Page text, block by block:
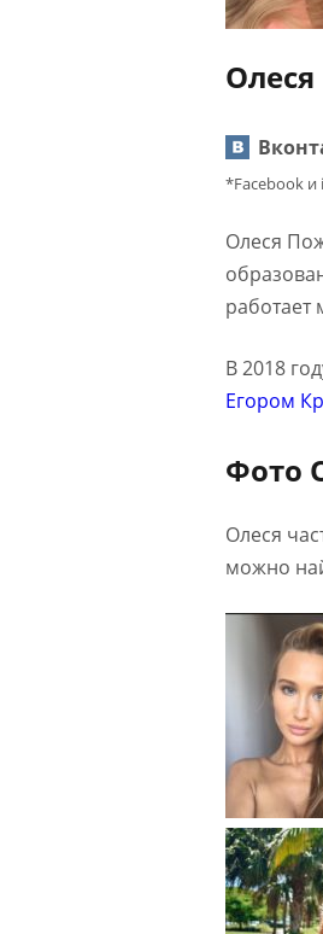
*Facebook и
Олеся
работает
В 2018
Егором
Фото
Олеся
можно